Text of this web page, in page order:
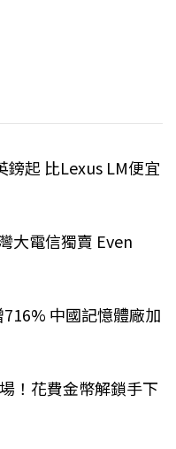
鎊起 比Lexus LM便宜
大電信獨賣 Even
中國記憶體廠加
！花費金幣解鎖手下